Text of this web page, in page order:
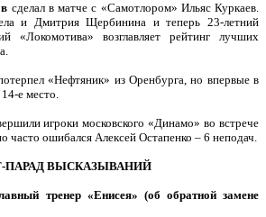
сделал в матче с «Самотлором» Ильяс Куркаев.
и Дмитрия Щербинина и теперь 23-летний
«Локомотива» возглавляет рейтинг лучших
«Нефтяник» из Оренбурга, но впервые в
е место.
игроки московского «Динамо» во встрече
часто ошибался Алексей Остапенко – 6 неподач.
ПАРАД ВЫСКАЗЫВАНИЙ
тренер «Енисея» (об обратной замене